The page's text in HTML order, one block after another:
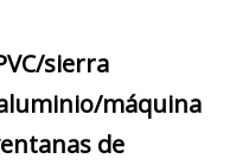
sierra
máquina
de